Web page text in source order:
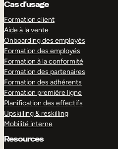
Cas d’usage
Formation client
Aide à la vente
Onboarding des employés
Formation des employés
Formation à la conformité
Formation des partenaires
Formation des adhérents
Formation première ligne
Planification des effectifs
Upskilling & reskilling
Mobilité interne
Resources